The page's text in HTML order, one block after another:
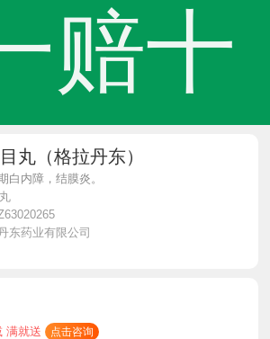
赔十
丸（格拉丹东）
白内障，结膜炎。
东药业有限公司
满就送 点击咨询